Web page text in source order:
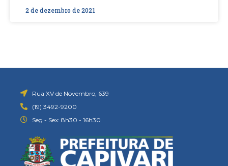
2 de dezembro de 2021
Rua XV de Novembro, 639
(19) 3492-9200
Seg - Sex: 8h30 - 16h30